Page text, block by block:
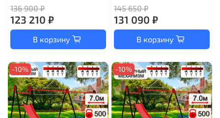
136 900 ₽
123 210 ₽
В корзину
145 650 ₽
131 090 ₽
В корзину
-10% -10%